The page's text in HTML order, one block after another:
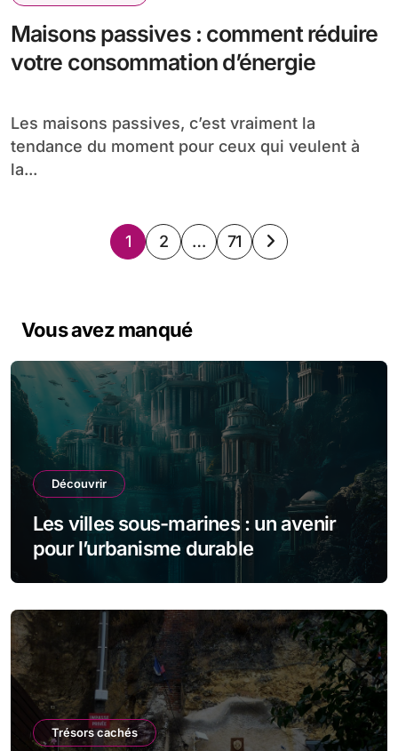
Maisons passives : comment réduire
votre consommation d’énergie
Les maisons passives, c’est vraiment la
tendance du moment pour ceux qui veulent à
la...
Pagination
publications
1 2 … 71
Vous avez manqué
Découvrir
Les villes sous-marines : un avenir
pour l’urbanisme durable
Trésors cachés